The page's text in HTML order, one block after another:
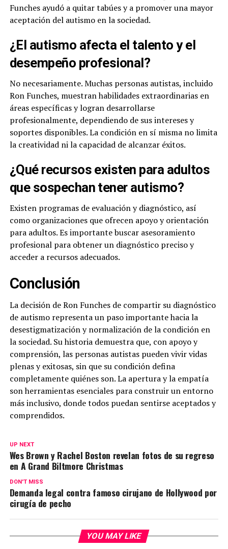
Funches ayudó a quitar tabúes y a promover una mayor
aceptación del autismo en la sociedad.
¿El autismo afecta el talento y el
desempeño profesional?
No necesariamente. Muchas personas autistas, incluido
Ron Funches, muestran habilidades extraordinarias en
áreas específicas y logran desarrollarse
profesionalmente, dependiendo de sus intereses y
soportes disponibles. La condición en sí misma no limita
la creatividad ni la capacidad de alcanzar éxitos.
¿Qué recursos existen para adultos
que sospechan tener autismo?
Existen programas de evaluación y diagnóstico, así
como organizaciones que ofrecen apoyo y orientación
para adultos. Es importante buscar asesoramiento
profesional para obtener un diagnóstico preciso y
acceder a recursos adecuados.
Conclusión
La decisión de Ron Funches de compartir su diagnóstico
de autismo representa un paso importante hacia la
desestigmatización y normalización de la condición en
la sociedad. Su historia demuestra que, con apoyo y
comprensión, las personas autistas pueden vivir vidas
plenas y exitosas, sin que su condición defina
completamente quiénes son. La apertura y la empatía
son herramientas esenciales para construir un entorno
más inclusivo, donde todos puedan sentirse aceptados y
comprendidos.
UP NEXT
Wes Brown y Rachel Boston revelan fotos de su regreso
en A Grand Biltmore Christmas
DON'T MISS
Demanda legal contra famoso cirujano de Hollywood por
cirugía de pecho
YOU MAY LIKE